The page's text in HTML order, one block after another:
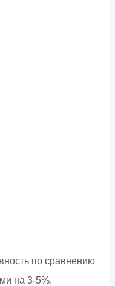
по сравнению
на 3-5%.